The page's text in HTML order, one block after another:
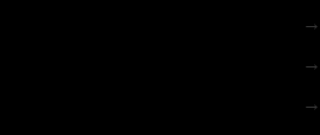
→
→
→